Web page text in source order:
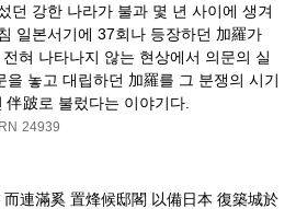
던 강한 나라가 불과 몇 년 사이에 생겨
일본서기에 37회나 등장하던 加羅가
혀 나타나지 않는 현상에서 의문의 실
을 놓고 대립하던 加羅를 그 분쟁의 시기
跛로 불렀다는 이야기다.
24939
連滿奚 置烽候邸閣 以備日本 復築城於